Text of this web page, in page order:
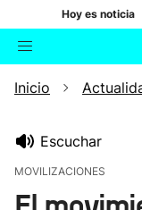
Hoy es noticia
Buscador
Inicio
Escuchar
MOVILIZACIONES